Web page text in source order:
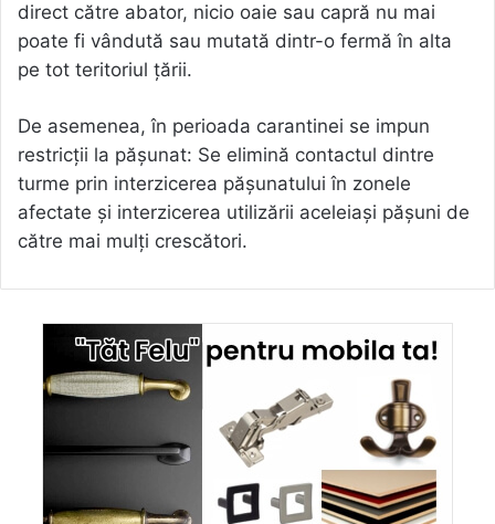
direct către abator, nicio oaie sau capră nu mai
poate fi vândută sau mutată dintr-o fermă în alta
pe tot teritoriul țării.
De asemenea, în perioada carantinei se impun
restricții la pășunat: Se elimină contactul dintre
turme prin interzicerea pășunatului în zonele
afectate și interzicerea utilizării aceleiași pășuni de
către mai mulți crescători.